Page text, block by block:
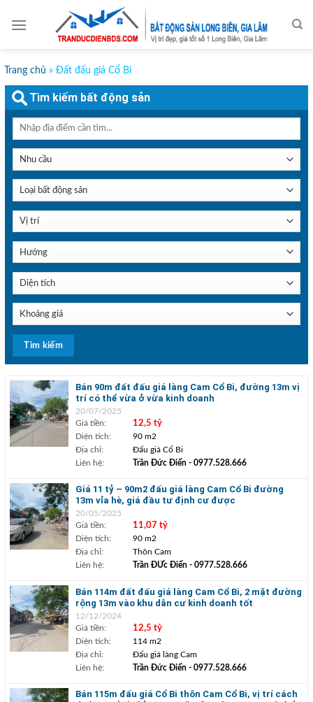
Trang chủ » Đất đấu giá Cổ Bi
Bán 90m đất đấu giá làng Cam Cổ Bi, đường 13m vị
trí có thể vừa ở vừa kinh doanh
20/07/2025
Giá tiền:
12,5 tỷ
Diện tích:
90 m2
Địa chỉ:
Đấu giá Cổ Bi
Liên hệ:
Trần Đức Điển- 0977.528.666
Giá 11 tỷ – 90m2 đấu giá làng Cam Cổ Bi đường
13m vỉa hè, giá đầu tư định cư được
20/05/2025
Giá tiền:
11,07 tỷ
Diện tích:
90 m2
Địa chỉ:
Thôn Cam
Liên hệ:
Trần ĐỨc Điển- 0977.528.666
Bán 114m đất đấu giá làng Cam Cổ Bi, 2 mặt đường
rộng 13m vào khu dân cư kinh doanh tốt
12/12/2024
Giá tiền:
12,5 tỷ
Diện tích:
114 m2
Địa chỉ:
Đấu giá làng Cam
Liên hệ:
Trần Đức Điển- 0977.528.666
Bán 115m đấu giá Cổ Bi thôn Cam Cổ Bi, vị trí cách
Tìm kiếm bất động sản